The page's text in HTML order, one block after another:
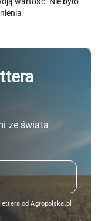
ze świata
od Agropolska.pl